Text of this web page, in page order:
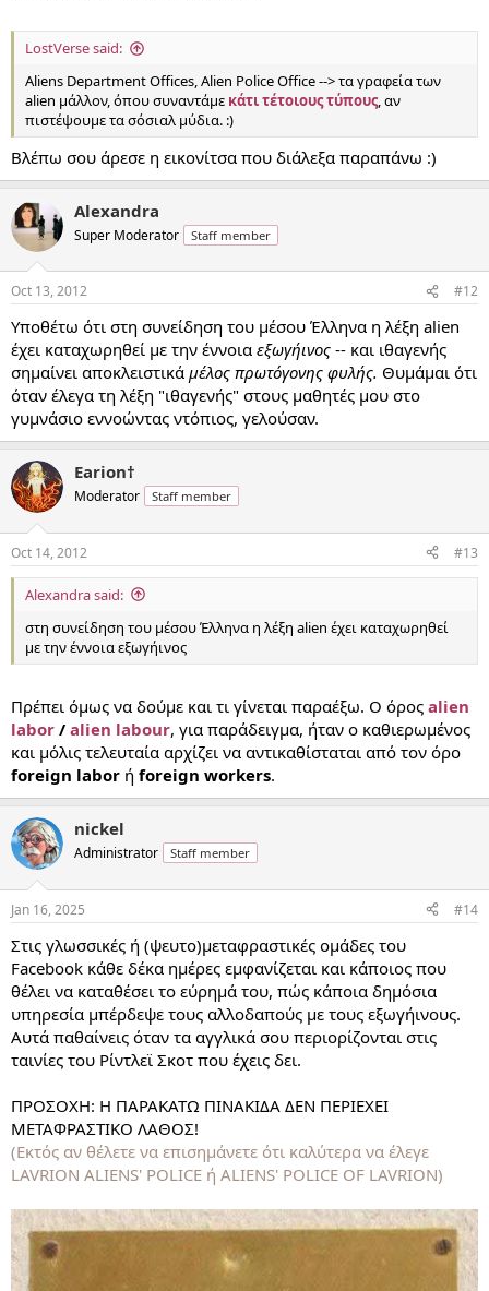
LostVerse said:
Aliens Department Offices, Alien Police Office --> τα γραφεία των
alien μάλλον, όπου συναντάμε κάτι τέτοιους τύπους, αν
πιστέψουμε τα σόσιαλ μύδια. :)
Βλέπω σου άρεσε η εικονίτσα που διάλεξα παραπάνω :)
Alexandra
Super Moderator Staff member
Oct 13, 2012 #12
Υποθέτω ότι στη συνείδηση του μέσου Έλληνα η λέξη alien
έχει καταχωρηθεί με την έννοια εξωγήινος -- και ιθαγενής
σημαίνει αποκλειστικά μέλος πρωτόγονης φυλής. Θυμάμαι ότι
όταν έλεγα τη λέξη "ιθαγενής" στους μαθητές μου στο
γυμνάσιο εννοώντας ντόπιος, γελούσαν.
Earion†
Moderator Staff member
Oct 14, 2012 #13
Alexandra said:
στη συνείδηση του μέσου Έλληνα η λέξη alien έχει καταχωρηθεί
με την έννοια εξωγήινος
Πρέπει όμως να δούμε και τι γίνεται παραέξω. Ο όρος alien
labor / alien labour, για παράδειγμα, ήταν ο καθιερωμένος
και μόλις τελευταία αρχίζει να αντικαθίσταται από τον όρο
foreign labor ή foreign workers.
nickel
Administrator Staff member
Jan 16, 2025 #14
Στις γλωσσικές ή (ψευτο)μεταφραστικές ομάδες του
Facebook κάθε δέκα ημέρες εμφανίζεται και κάποιος που
θέλει να καταθέσει το εύρημά του, πώς κάποια δημόσια
υπηρεσία μπέρδεψε τους αλλοδαπούς με τους εξωγήινους.
Αυτά παθαίνεις όταν τα αγγλικά σου περιορίζονται στις
ταινίες του Ρίντλεϊ Σκοτ που έχεις δει.
ΠΡΟΣΟΧΗ: Η ΠΑΡΑΚΑΤΩ ΠΙΝΑΚΙΔΑ ΔΕΝ ΠΕΡΙΕΧΕΙ
ΜΕΤΑΦΡΑΣΤΙΚΟ ΛΑΘΟΣ!
(Εκτός αν θέλετε να επισημάνετε ότι καλύτερα να έλεγε
LAVRION ALIENS' POLICE ή ALIENS' POLICE OF LAVRION)